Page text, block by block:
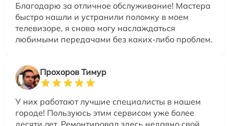
Благодарю за отличное обслуживание! Мастера
быстро нашли и устранили поломку в моем
телевизоре, я снова могу наслаждаться
любимыми передачами без каких-либо проблем.
Прохоров Тимур
У них работают лучшие специалисты в нашем
городе! Пользуюсь этим сервисом уже более